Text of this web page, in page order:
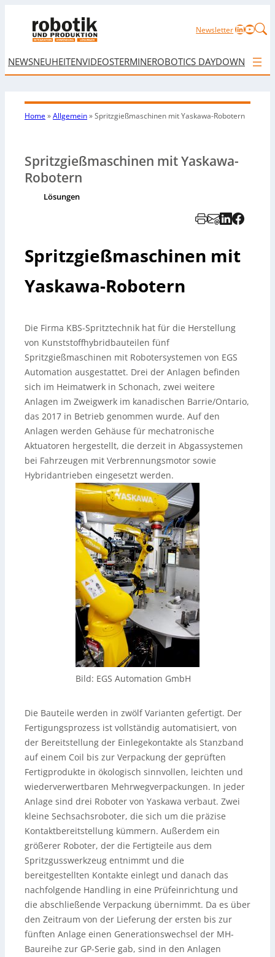
NewsletterLinkedIn
NEWSNEUHEITENVIDEOSTERMINEROBOTICS DAYDOWNLOAD
Home»Allgemein»Spritzgießmaschinen mit Yaskawa-Robotern
Spritzgießmaschinen mit Yaskawa-
Robotern
Lösungen
Spritzgießmaschinen mit
Yaskawa-Robotern
Die Firma KBS-Spritztechnik hat für die Herstellung
von Kunststoffhybridbauteilen fünf
Spritzgießmaschinen mit Robotersystemen von EGS
Automation ausgestattet. Drei der Anlagen befinden
sich im Heimatwerk in Schonach, zwei weitere
Anlagen im Zweigwerk im kanadischen Barrie/Ontario,
das 2017 in Betrieb genommen wurde. Auf den
Anlagen werden Gehäuse für mechatronische
Aktuatoren hergestellt, die derzeit in Abgassystemen
bei Fahrzeugen mit Verbrennungsmotor sowie
Hybridantrieben eingesetzt werden.
Bild: EGS Automation GmbH
Die Bauteile werden in zwölf Varianten gefertigt. Der
Fertigungsprozess ist vollständig automatisiert, von
der Bereitstellung der Einlegekontakte als Stanzband
auf einem Coil bis zur Verpackung der geprüften
Fertigprodukte in ökologisch sinnvollen, leichten und
wiederverwertbaren Mehrwegverpackungen. In jeder
Anlage sind drei Roboter von Yaskawa verbaut. Zwei
kleine Sechsachsroboter, die sich um die präzise
Kontaktbereitstellung kümmern. Außerdem ein
größerer Roboter, der die Fertigteile aus dem
Spritzgusswerkzeug entnimmt und die
bereitgestellten Kontakte einlegt und danach das
nachfolgende Handling in eine Prüfeinrichtung und
die abschließende Verpackung übernimmt. Da es über
den Zeitraum von der Lieferung der ersten bis zur
fünften Anlage einen Generationswechsel der MH-
Baureihe zur GP-Serie gab, sind in den Anlagen